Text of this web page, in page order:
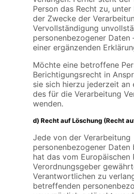
Person das Recht zu,
der Zwecke der
Vervollständigung
personenbezogener
einer ergänzenden
Möchte eine betroffene
Berichtigungsrecht in
sie sich hierzu jederzeit an
des für die Verarbeitung
wenden.
d) Recht auf Löschung (Recht
Jede von der Verarbeitung
personenbezogener Daten
hat das vom Europäischen
Verordnungsgeber
Verantwortlichen zu
betreffenden